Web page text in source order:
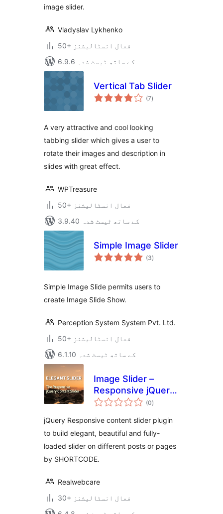
image slider.
Vladyslav Lykhenko
50+ فعال انسٹالیشنز
6.9.6 کے ساتھ ٹیسٹ شدہ
Vertical Tab Slider
(7مجموعی
درجہ
)
A very attractive and cool looking
tabbing slider which gives a user to
rotate their images and description in
slides with great effect.
WPTreasure
50+ فعال انسٹالیشنز
3.9.40 کے ساتھ ٹیسٹ شدہ
Simple Image Slider
(3مجموعی
درجہ
)
Simple Image Slide permits users to
create Image Slide Show.
Perception System System Pvt. Ltd.
50+ فعال انسٹالیشنز
6.1.10 کے ساتھ ٹیسٹ شدہ
Image Slider –
Responsive jQuery
Slider
(0مجموعی
درجہ
)
jQuery Responsive content slider plugin
to build elegant, beautiful and fully-
loaded slider on different posts or pages
by SHORTCODE.
Realwebcare
30+ فعال انسٹالیشنز